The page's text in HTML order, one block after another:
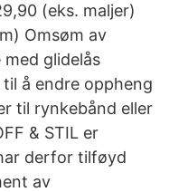
(eks. maljer)
Omsøm av
glidelås
å endre oppheng
til rynkebånd eller
& STIL er
derfor tilføyd
av